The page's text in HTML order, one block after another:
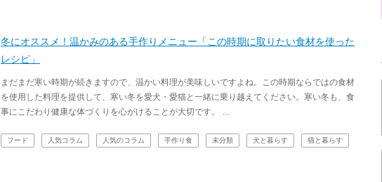
冬にオススメ！温かみのある手作りメニュー「この時期に取りたい食材を使った
レシピ」
まだまだ寒い時期が続きますので、温かい料理が美味しいですよね。この時期ならではの食材
を使用した料理を提供して、寒い冬を愛犬・愛猫と一緒に乗り越えてください。寒い冬も、食
事にこだわり健康な体づくりを心がけることが大切です。 …
フード 人気コラム 人気のコラム 手作り食 未分類 犬と暮らす 猫と暮らす